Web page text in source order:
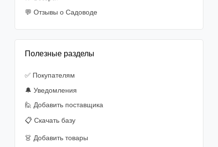
💬 Отзывы о Садоводе
Полезные разделы
✅ Покупателям
🔔 Уведомления
🙋‍️ Добавить поставщика
📋 Скачать базу
👗 Добавить товары